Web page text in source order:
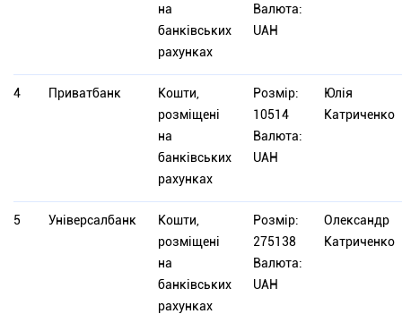
на
банківських
рахунках
Валюта:
UAH
4 Приватбанк
Кошти,
розміщені
на
банківських
рахунках
Розмір:
10514
Валюта:
UAH
Юлія
Катриченко
5 Універсалбанк
Кошти,
розміщені
на
банківських
рахунках
Розмір:
275138
Валюта:
UAH
Олександр
Катриченко